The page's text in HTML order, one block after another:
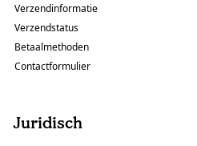
Verzendinformatie
Verzendstatus
Betaalmethoden
Contactformulier
Juridisch